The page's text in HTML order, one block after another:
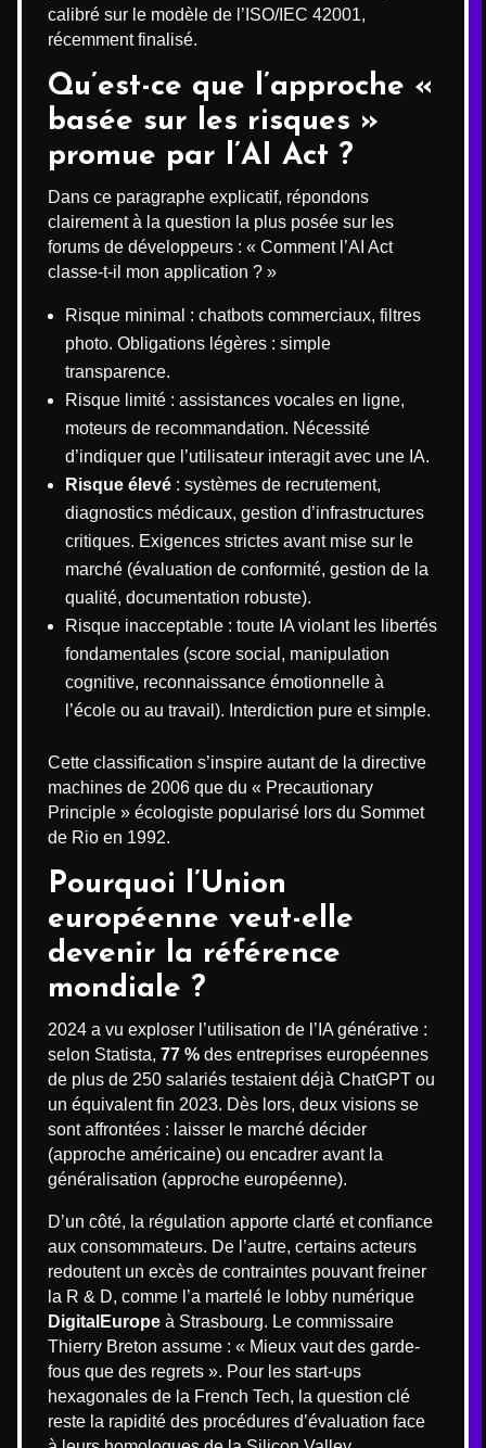
calibré sur le modèle de l’ISO/IEC 42001,
récemment finalisé.
Qu’est-ce que l’approche «
basée sur les risques »
promue par l’AI Act ?
Dans ce paragraphe explicatif, répondons
clairement à la question la plus posée sur les
forums de développeurs : « Comment l’AI Act
classe-t-il mon application ? »
Risque minimal : chatbots commerciaux, filtres
photo. Obligations légères : simple
transparence.
Risque limité : assistances vocales en ligne,
moteurs de recommandation. Nécessité
d’indiquer que l’utilisateur interagit avec une IA.
Risque élevé : systèmes de recrutement,
diagnostics médicaux, gestion d’infrastructures
critiques. Exigences strictes avant mise sur le
marché (évaluation de conformité, gestion de la
qualité, documentation robuste).
Risque inacceptable : toute IA violant les libertés
fondamentales (score social, manipulation
cognitive, reconnaissance émotionnelle à
l’école ou au travail). Interdiction pure et simple.
Cette classification s’inspire autant de la directive
machines de 2006 que du « Precautionary
Principle » écologiste popularisé lors du Sommet
de Rio en 1992.
Pourquoi l’Union
européenne veut-elle
devenir la référence
mondiale ?
2024 a vu exploser l’utilisation de l’IA générative :
selon Statista, 77 % des entreprises européennes
de plus de 250 salariés testaient déjà ChatGPT ou
un équivalent fin 2023. Dès lors, deux visions se
sont affrontées : laisser le marché décider
(approche américaine) ou encadrer avant la
généralisation (approche européenne).
D’un côté, la régulation apporte clarté et confiance
aux consommateurs. De l’autre, certains acteurs
redoutent un excès de contraintes pouvant freiner
la R & D, comme l’a martelé le lobby numérique
DigitalEurope à Strasbourg. Le commissaire
Thierry Breton assume : « Mieux vaut des garde-
fous que des regrets ». Pour les start-ups
hexagonales de la French Tech, la question clé
reste la rapidité des procédures d’évaluation face